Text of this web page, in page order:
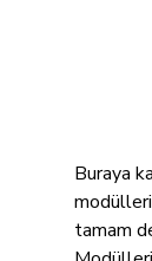
Buraya
tamam